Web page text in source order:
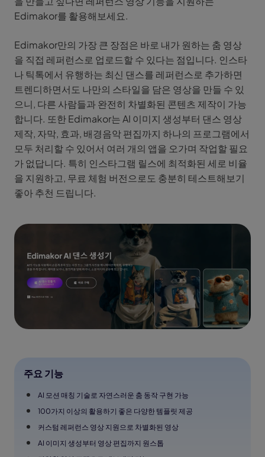
Edimakor를 활용해보세요.
Edimakor만의 가장 큰 장점은 바로 내가 원하는 춤 영상
을 직접 레퍼런스로 업로드할 수 있다는 점입니다. 인스타
나 틱톡에서 유행하는 최신 댄스를 레퍼런스로 추가하면
트렌디하면서도 나만의 스타일을 담은 영상을 만들 수 있
으니, 다른 사람들과 완전히 차별화된 콘텐츠 제작이 가능
합니다. 또한 Edimakor는 AI 이미지 생성부터 댄스 영상
제작, 자막, 효과, 배경음악 편집까지 하나의 프로그램에서
모두 처리할 수 있어서 여러 개의 앱을 오가며 작업할 필요
가 없답니다. 특히 인스타그램 릴스에 최적화된 세로 비율
을 지원하고, 무료 체험 버전으로도 충분히 테스트해보기
좋아 추천 드립니다.
주요 기능
AI 모션 매칭 기술로 자연스러운 춤 동작 구현 가능
100가지 이상의 활용하기 좋은 다양한 템플릿 제공
커스텀 레퍼런스 영상 지원으로 차별화된 영상
AI 이미지 생성부터 영상 편집까지 원스톱